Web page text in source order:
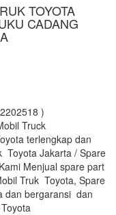
TOYOTA
CADANG
)
Truck
terlengkap dan
Toyota Jakarta / Spare
Menjual spare part
Truk Toyota, Spare
dan bergaransi dan